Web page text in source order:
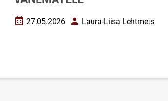
Loomise kuupäev
27.05.2026 AutorLaura-Liisa Lehtmets